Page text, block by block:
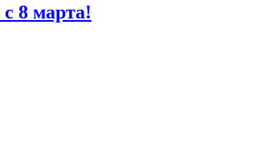
8 марта!